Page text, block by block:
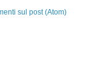
sul post (Atom)